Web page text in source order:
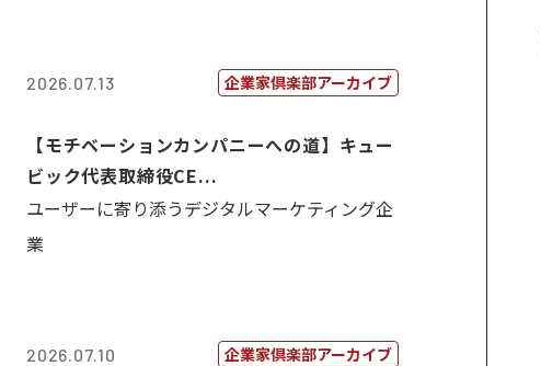
2026.07.13 企業家倶楽部アーカイブ
【モチベーションカンパニーへの道】キュー
ビック代表取締役CE...
ユーザーに寄り添うデジタルマーケティング企
業
2026.07.10 企業家倶楽部アーカイブ